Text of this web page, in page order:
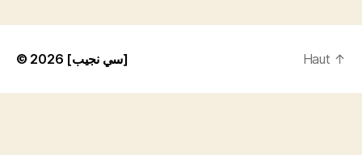
© 2026 [سي نجيب] Haut ↑